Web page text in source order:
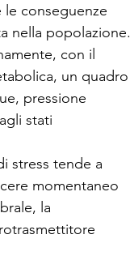
conseguenze
nella popolazione.
con il
un quadro
pressione
stati
stress tende a
momentaneo
la